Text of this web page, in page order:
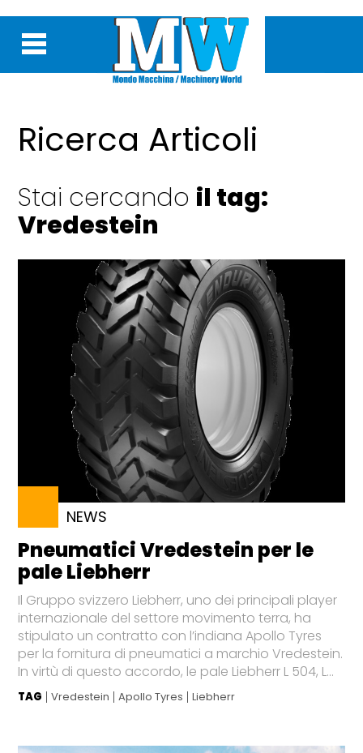
Ricerca Articoli
Stai cercando il tag:
Vredestein
NEWS
Pneumatici Vredestein per le
pale Liebherr
Il Gruppo svizzero Liebherr, uno dei principali player
internazionale del settore movimento terra, ha
stipulato un contratto con l’indiana Apollo Tyres
per la fornitura di pneumatici a marchio Vredestein.
In virtù di questo accordo, le pale Liebherr L 504, L...
TAG Vredestein Apollo Tyres Liebherr